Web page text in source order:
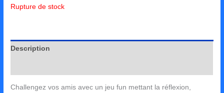
Rupture de stock
Description
Challengez vos amis avec un jeu fun mettant la réflexion,